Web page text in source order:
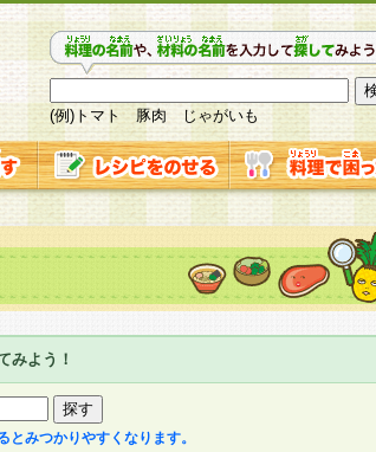
(例)トマト 豚肉 じゃがいも
みよう！
とみつかりやすくなります。